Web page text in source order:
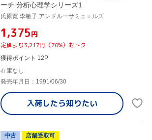
ーチ 分析心理学シリーズ1
氏原寛,李敏子,アンドルーサミュエルズ
¥1,375円
定価より3,217円（70%）おトク
獲得ポイント 12P
在庫なし
発売年月日：1991/06/30
入荷したら知りたい
中古
店舗受取可